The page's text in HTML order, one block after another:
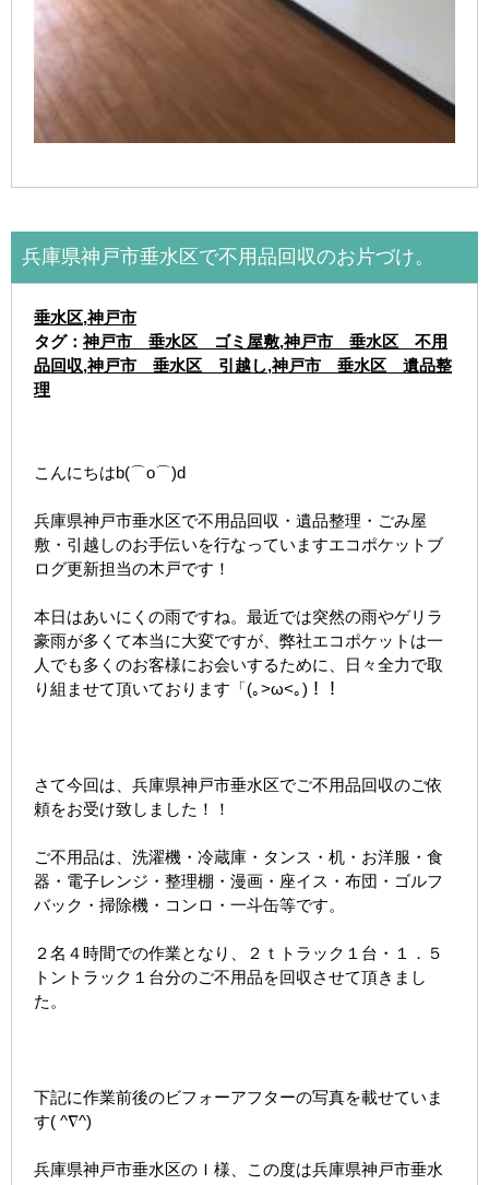
兵庫県神戸市垂水区で不用品回収のお片づけ。
垂水区,神戸市
タグ： 神戸市 垂水区 ゴミ屋敷,神戸市 垂水区 不用
品回収,神戸市 垂水区 引越し,神戸市 垂水区 遺品整
理
こんにちはb(⌒o⌒)d
兵庫県神戸市垂水区で不用品回収・遺品整理・ごみ屋
敷・引越しのお手伝いを行なっていますエコポケットブ
ログ更新担当の木戸です！
本日はあいにくの雨ですね。最近では突然の雨やゲリラ
豪雨が多くて本当に大変ですが、弊社エコポケットは一
人でも多くのお客様にお会いするために、日々全力で取
り組ませて頂いております「(｡>ω<｡)！！
さて今回は、兵庫県神戸市垂水区でご不用品回収のご依
頼をお受け致しました！！
ご不用品は、洗濯機・冷蔵庫・タンス・机・お洋服・食
器・電子レンジ・整理棚・漫画・座イス・布団・ゴルフ
バック・掃除機・コンロ・一斗缶等です。
２名４時間での作業となり、２ｔトラック１台・１．５
トントラック１台分のご不用品を回収させて頂きまし
た。
下記に作業前後のビフォーアフターの写真を載せていま
す( ^∇^)
兵庫県神戸市垂水区のＩ様、この度は兵庫県神戸市垂水